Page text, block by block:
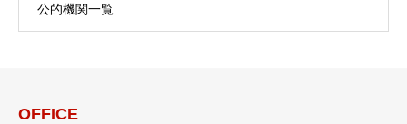
公的機関一覧
OFFICE